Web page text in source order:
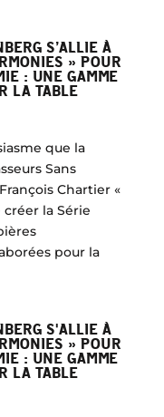
S’ALLIE À
» POUR
: UNE GAMME
LA TABLE
que la
Sans
Chartier «
la Série
pour la
S'ALLIE À
» POUR
: UNE GAMME
LA TABLE